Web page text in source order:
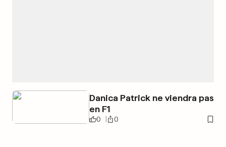
Danica Patrick ne viendra pas
en F1
0 0